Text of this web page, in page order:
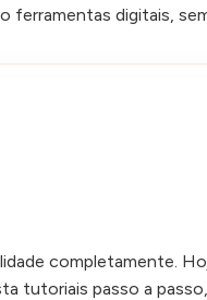
ferramentas digitais,
completamente.
tutoriais passo a